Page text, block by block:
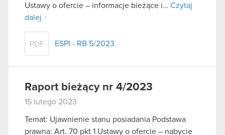
Ustawy o ofercie – informacje bieżące i… Czytaj
dalej
PDF ESPI - RB 5/2023
Raport bieżący nr 4/2023
15 lutego 2023
Temat: Ujawnienie stanu posiadania Podstawa
prawna: Art. 70 pkt 1 Ustawy o ofercie – nabycie